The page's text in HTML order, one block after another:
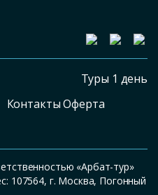
Туры 1 день
Контакты Оферта
«Арбат-тур»
107564, г. Москва, Погонный